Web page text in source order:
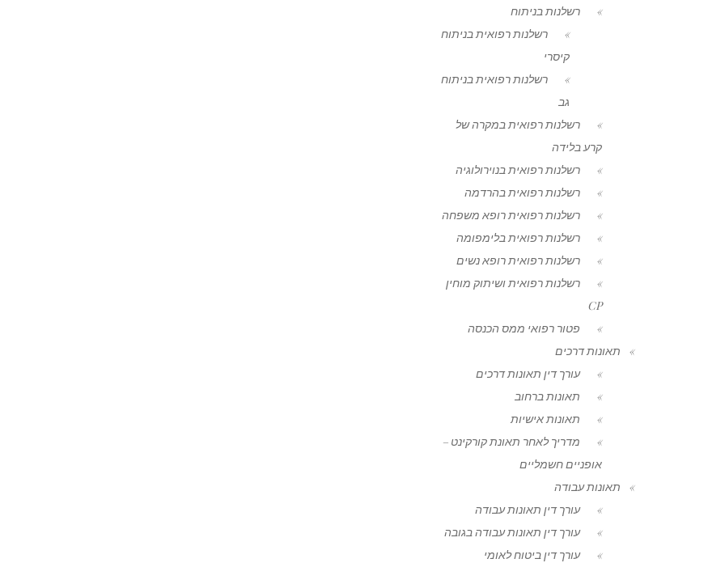
רשלנות בניתוח
רשלנות רפואית בניתוח
קיסרי
רשלנות רפואית בניתוח
גב
רשלנות רפואית במקרה של
קרע בלידה
רשלנות רפואית בנוירולוגיה
רשלנות רפואית בהרדמה
רשלנות רפואית רופא משפחה
רשלנות רפואית בלימפומה
רשלנות רפואית רופא נשים
רשלנות רפואית ושיתוק מוחין
CP
פטור רפואי ממס הכנסה
תאונות דרכים
עורך דין תאונות דרכים
תאונות ברחוב
תאונות אישיות
מדריך לאחר תאונת קורקינט –
אופניים חשמליים
תאונות עבודה
עורך דין תאונות עבודה
עורך דין תאונות עבודה בגובה
עורך דין ביטוח לאומי